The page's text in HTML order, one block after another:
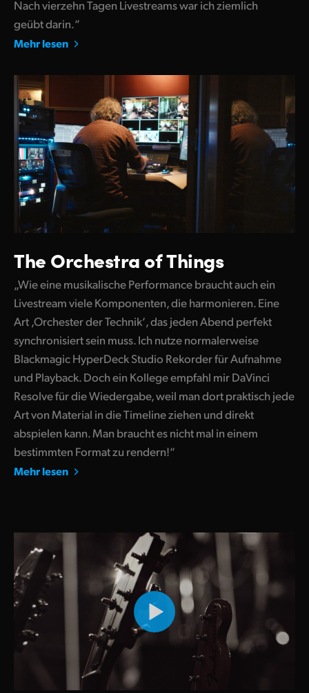
Nach vierzehn Tagen Livestreams war ich ziemlich
geübt darin.“
Mehr lesen
The Orchestra of Things
„Wie eine musikalische Performance braucht auch ein
Livestream viele Komponenten, die harmonieren. Eine
Art ‚Orchester der Technik‘, das jeden Abend perfekt
synchronisiert sein muss. Ich nutze normalerweise
Blackmagic HyperDeck Studio Rekorder für Aufnahme
und Playback. Doch ein Kollege empfahl mir DaVinci
Resolve für die Wiedergabe, weil man dort praktisch jede
Art von Material in die Timeline ziehen und direkt
abspielen kann. Man braucht es nicht mal in einem
bestimmten Format zu rendern!“
Mehr lesen